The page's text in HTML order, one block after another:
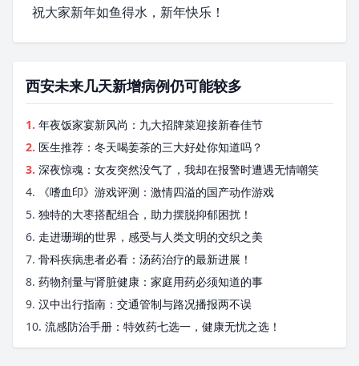
祝大家新年如鱼得水，新年快乐！
西安未来几天新增病例仍可能较多
1. 年夜饭家宴新风尚：九大招牌菜迎接新春佳节
2. 医生推荐：冬天喝姜茶的三大好处你知道吗？
3. 深夜惊魂：女友突然没气了，我却在报警时遭遇无情嘲笑
4.
《嗜血印》游戏评测：激情四溢的国产动作游戏
5. 独特的大枣搭配组合，助力摆脱抑郁困扰！
6. 走进珊瑚的世界，感受与人类文明的交织之美
7. 骨科疾病患者必看：汤药治疗的最新进展！
8. 药物剂量与肾脏健康：家庭用药必须知道的事
9. 汉中出行指南：交通管制与路况播报两不误
10. 流感防治手册：特效药七选一，健康无忧之选！